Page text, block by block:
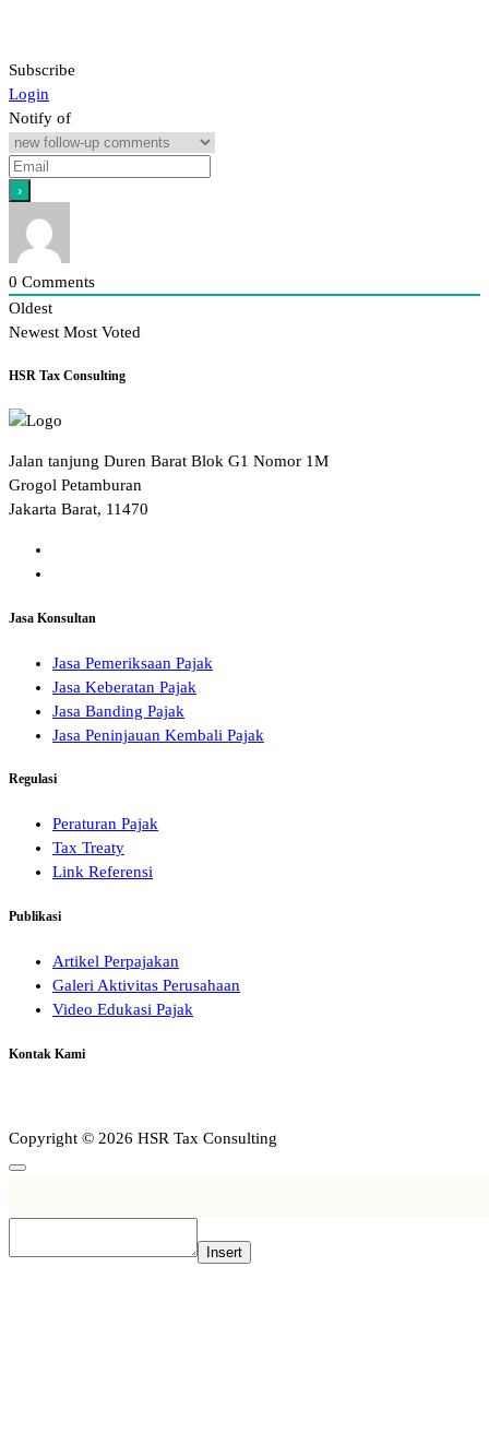
Subscribe
Login
Notify of
0 Comments
Oldest
Newest Most Voted
HSR Tax Consulting
Jalan tanjung Duren Barat Blok G1 Nomor 1M
Grogol Petamburan
Jakarta Barat, 11470
Jasa Konsultan
Jasa Pemeriksaan Pajak
Jasa Keberatan Pajak
Jasa Banding Pajak
Jasa Peninjauan Kembali Pajak
Regulasi
Peraturan Pajak
Tax Treaty
Link Referensi
Publikasi
Artikel Perpajakan
Galeri Aktivitas Perusahaan
Video Edukasi Pajak
Kontak Kami
Copyright © 2026 HSR Tax Consulting
Insert